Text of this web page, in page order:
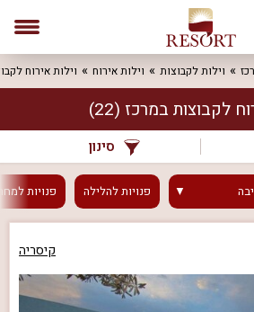
וילות לקבוצות וילות אירוח וילות אירוח
לקבוצות במרכז (22)
סינון
פנויותלהלילה פנויות
קיסריה